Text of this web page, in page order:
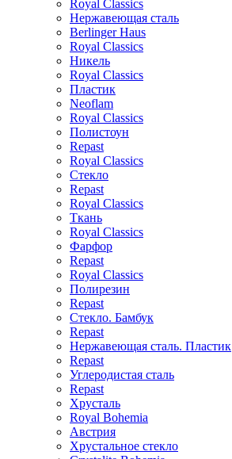
Royal Classics
Нержавеющая сталь
Berlinger Haus
Royal Classics
Никель
Royal Classics
Пластик
Neoflam
Royal Classics
Полистоун
Repast
Royal Classics
Стекло
Repast
Royal Classics
Ткань
Royal Classics
Фарфор
Repast
Royal Classics
Полирезин
Repast
Стекло. Бамбук
Repast
Нержавеющая сталь. Пластик
Repast
Углеродистая сталь
Repast
Хрусталь
Royal Bohemia
Австрия
Хрустальное стекло